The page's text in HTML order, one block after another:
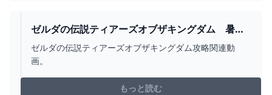
ゼルダの伝説ティアーズオブザキングダム 暑さ
対策おすすめ料理 ひんやり煮込み果実作り方
＃４８６ 【ティアキン】 - YOUTUBE
ゼルダの伝説ティアーズオブザキングダム攻略関連動
画。
もっと読む